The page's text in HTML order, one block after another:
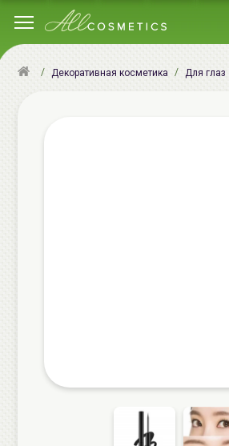
Декоративная косметика Для глаз